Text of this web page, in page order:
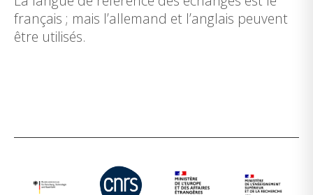
français ; mais l’allemand et l’anglais peuvent
être utilisés.